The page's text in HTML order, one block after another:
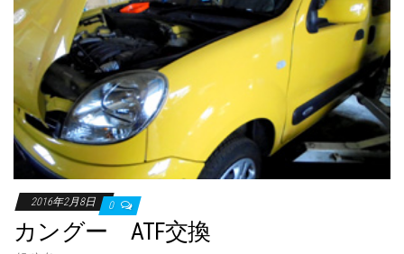
2016年2月8日 0
カングー ATF交換